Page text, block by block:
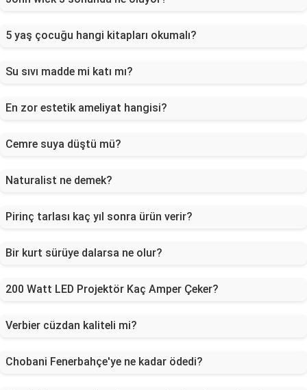
5 yaş çocuğu hangi kitapları okumalı?
Su sıvı madde mi katı mı?
En zor estetik ameliyat hangisi?
Cemre suya düştü mü?
Naturalist ne demek?
Pirinç tarlası kaç yıl sonra ürün verir?
Bir kurt sürüye dalarsa ne olur?
200 Watt LED Projektör Kaç Amper Çeker?
Verbier cüzdan kaliteli mi?
Chobani Fenerbahçe'ye ne kadar ödedi?